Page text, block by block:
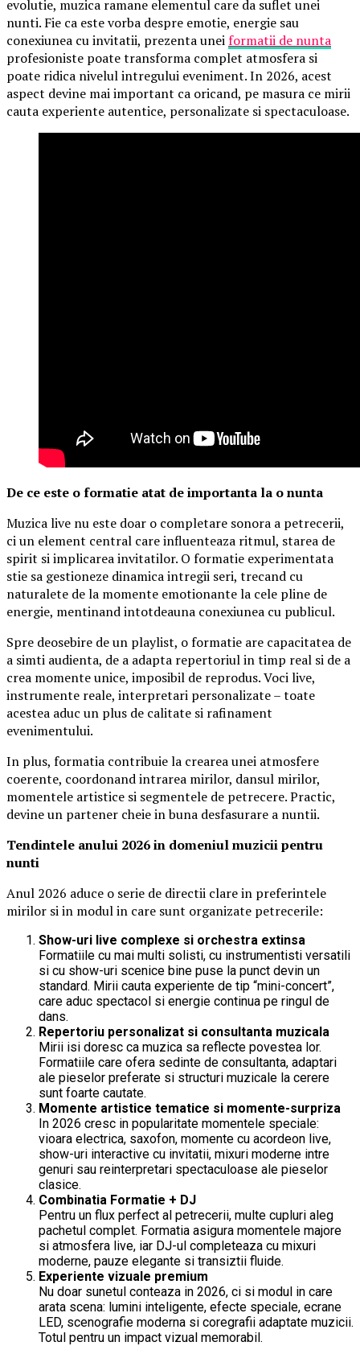
evolutie, muzica ramane elementul care da suflet unei
nunti. Fie ca este vorba despre emotie, energie sau
conexiunea cu invitatii, prezenta uneiformatii de nunta
profesioniste poate transforma complet atmosfera si
poate ridica nivelul intregului eveniment. In 2026, acest
aspect devine mai important ca oricand, pe masura ce mirii
cauta experiente autentice, personalizate si spectaculoase.
De ce este o formatie atat de importanta la o nunta
Muzica live nu este doar o completare sonora a petrecerii,
ci un element central care influenteaza ritmul, starea de
spirit si implicarea invitatilor. O formatie experimentata
stie sa gestioneze dinamica intregii seri, trecand cu
naturalete de la momente emotionante la cele pline de
energie, mentinand intotdeauna conexiunea cu publicul.
Spre deosebire de un playlist, o formatie are capacitatea de
a simti audienta, de a adapta repertoriul in timp real si de a
crea momente unice, imposibil de reprodus. Voci live,
instrumente reale, interpretari personalizate – toate
acestea aduc un plus de calitate si rafinament
evenimentului.
In plus, formatia contribuie la crearea unei atmosfere
coerente, coordonand intrarea mirilor, dansul mirilor,
momentele artistice si segmentele de petrecere. Practic,
devine un partener cheie in buna desfasurare a nuntii.
Tendintele anului 2026 in domeniul muzicii pentru
nunti
Anul 2026 aduce o serie de directii clare in preferintele
mirilor si in modul in care sunt organizate petrecerile:
Show-uri live complexe si orchestra extinsa
Formatiile cu mai multi solisti, cu instrumentisti versatili
si cu show-uri scenice bine puse la punct devin un
standard. Mirii cauta experiente de tip “mini-concert”,
care aduc spectacol si energie continua pe ringul de
dans.
Repertoriu personalizat si consultanta muzicala
Mirii isi doresc ca muzica sa reflecte povestea lor.
Formatiile care ofera sedinte de consultanta, adaptari
ale pieselor preferate si structuri muzicale la cerere
sunt foarte cautate.
Momente artistice tematice si momente-surpriza
In 2026 cresc in popularitate momentele speciale:
vioara electrica, saxofon, momente cu acordeon live,
show-uri interactive cu invitatii, mixuri moderne intre
genuri sau reinterpretari spectaculoase ale pieselor
clasice.
Combinatia Formatie + DJ
Pentru un flux perfect al petrecerii, multe cupluri aleg
pachetul complet. Formatia asigura momentele majore
si atmosfera live, iar DJ-ul completeaza cu mixuri
moderne, pauze elegante si transiztii fluide.
Experiente vizuale premium
Nu doar sunetul conteaza in 2026, ci si modul in care
arata scena: lumini inteligente, efecte speciale, ecrane
LED, scenografie moderna si coregrafii adaptate muzicii.
Totul pentru un impact vizual memorabil.